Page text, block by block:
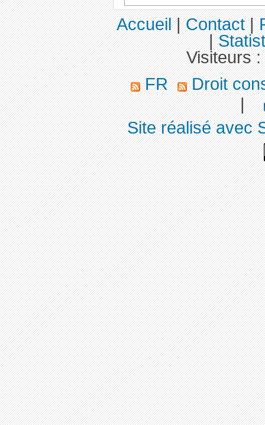
Accueil|Contact|
|
Visiteurs :
FR
Droit
|
Site réalisé avec